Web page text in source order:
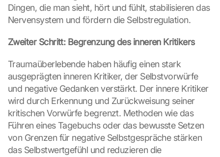
Dingen, die man sieht, hört und fühlt, stabilisieren das
Nervensystem und fördern die Selbstregulation.
Zweiter Schritt: Begrenzung des inneren Kritikers
Traumaüberlebende haben häufig einen stark
ausgeprägten inneren Kritiker, der Selbstvorwürfe
und negative Gedanken verstärkt. Der innere Kritiker
wird durch Erkennung und Zurückweisung seiner
kritischen Vorwürfe begrenzt. Methoden wie das
Führen eines Tagebuchs oder das bewusste Setzen
von Grenzen für negative Selbstgespräche stärken
das Selbstwertgefühl und reduzieren die